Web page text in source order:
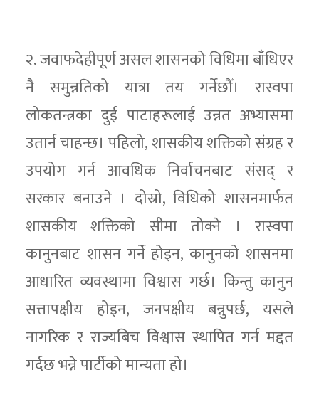
२. जवाफदेहीपूर्ण असल शासनको विधिमा बाँधिएर
नै समुन्नतिको यात्रा तय गर्नेछौँ। रास्वपा
लोकतन्त्रका दुई पाटाहरूलाई उन्नत अभ्यासमा
उतार्न चाहन्छ। पहिलो, शासकीय शक्तिको संग्रह र
उपयोग गर्न आवधिक निर्वाचनबाट संसद् र
सरकार बनाउने । दोस्रो, विधिको शासनमार्फत
शासकीय शक्तिको सीमा तोक्ने । रास्वपा
कानुनबाट शासन गर्ने होइन, कानुनको शासनमा
आधारित व्यवस्थामा विश्वास गर्छ। किन्तु कानुन
सत्तापक्षीय होइन, जनपक्षीय बन्नुपर्छ, यसले
नागरिक र राज्यबिच विश्वास स्थापित गर्न मद्दत
गर्दछ भन्ने पार्टीको मान्यता हो।